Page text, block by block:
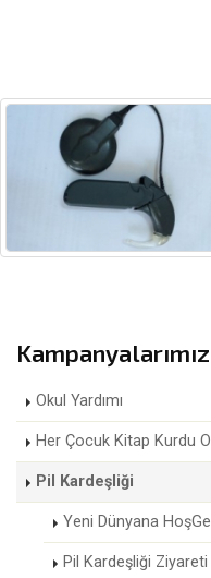
Kampanyalarımız
Okul Yardımı
Her Çocuk Kitap Kurdu
Pil Kardeşliği
Yeni Dünyana
Pil Kardeşliği Ziyareti